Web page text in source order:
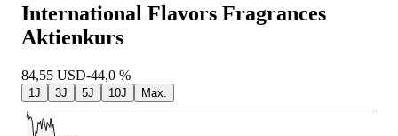
International Flavors Fragrances
Aktienkurs
84,55 USD-44,0 %
1J 3J 5J 10J Max.
156,75